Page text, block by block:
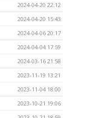
2024-04-20 22:12
2024-04-20 15:43
2024-04-06 20:17
2024-04-04 17:59
2024-03-16 21:58
2023-11-19 13:21
2023-11-04 18:00
2023-10-21 19:06